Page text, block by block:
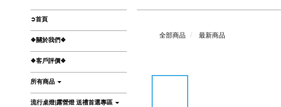
➲首頁
❖關於我們❖
❖客戶評價❖
所有商品
流行桌燈|露營燈 送禮首選專區
全部商品 最新商品